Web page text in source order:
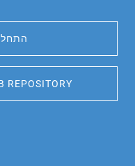
התחל
REPOSITORY